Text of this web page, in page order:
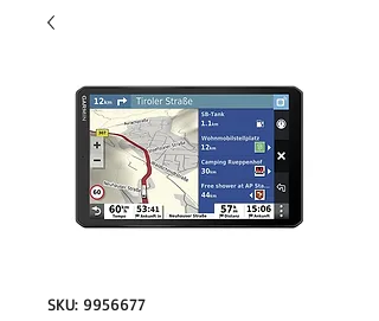
SKU: 9956677